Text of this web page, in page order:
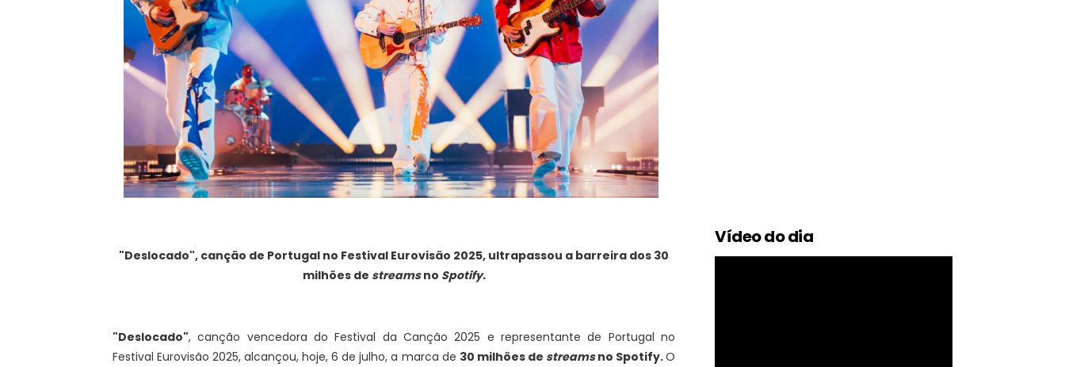
"Deslocado", canção de Portugal no Festival Eurovisão 2025, ultrapassou a barreira dos 30
milhões de streamsno Spotify.
"Deslocado", canção vencedora do Festival da Canção 2025 e representante de Portugal no
Festival Eurovisão 2025, alcançou, hoje, 6 de julho, a marca de 30 milhões de streamsno Spotify.O
Vídeo do dia